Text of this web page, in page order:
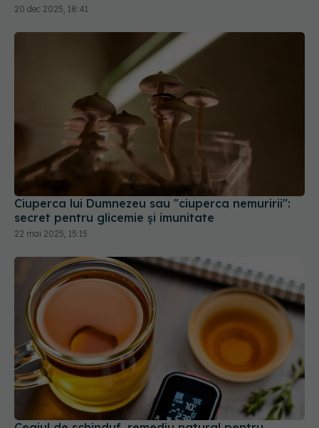
20 dec 2025, 18:41
Ciuperca lui Dumnezeu sau "ciuperca nemuririi":
secret pentru glicemie și imunitate
22 mai 2025, 15:15